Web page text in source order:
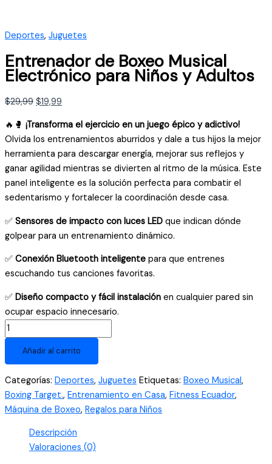
Deportes, Juguetes
Entrenador de Boxeo Musical
Electrónico para Niños y Adultos
$29,99 El
original
era:
$29,99.
$19,99
actual
es:
$19,99.
🔥🥊 ¡Transforma el ejercicio en un juego épico y adictivo!
Olvida los entrenamientos aburridos y dale a tus hijos la mejor
herramienta para descargar energía, mejorar sus reflejos y
ganar agilidad mientras se divierten al ritmo de la música. Este
panel inteligente es la solución perfecta para combatir el
sedentarismo y fortalecer la coordinación desde casa.
✅ Sensores de impacto con luces LED que indican dónde
golpear para un entrenamiento dinámico.
✅ Conexión Bluetooth inteligente para que entrenes
escuchando tus canciones favoritas.
✅ Diseño compacto y fácil instalación en cualquier pared sin
ocupar espacio innecesario.
Entrenador
de
Boxeo
Electrónico
para
Niños
Adultos
Añadir al carrito
Categorías: Deportes, Juguetes Etiquetas: Boxeo Musical,
Boxing Target., Entrenamiento en Casa, Fitness Ecuador,
Máquina de Boxeo, Regalos para Niños
Descripción
Valoraciones (0)